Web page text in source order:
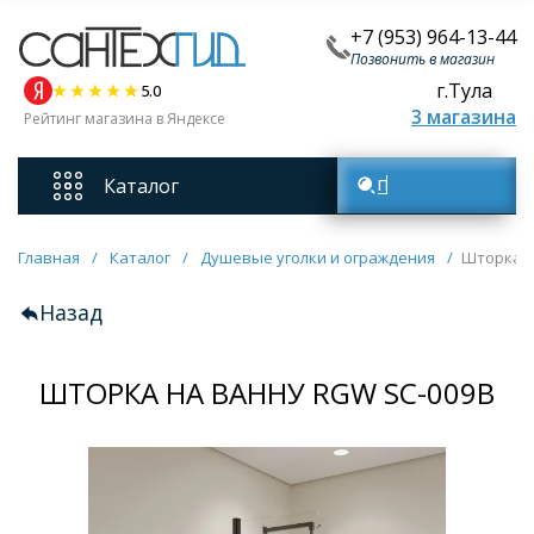
+7 (953) 964-13-44
Позвонить в магазин
5.0
Рейтинг магазина в Яндексе
г.Тула
3 магазина
Каталог
Смесители
Унитазы
Мебель для ванных комнат
Поиск товаров
Главная / Каталог / Душевые уголки и ограждения / Шторка
Назад
ШТОРКА НА ВАННУ RGW SC-009B